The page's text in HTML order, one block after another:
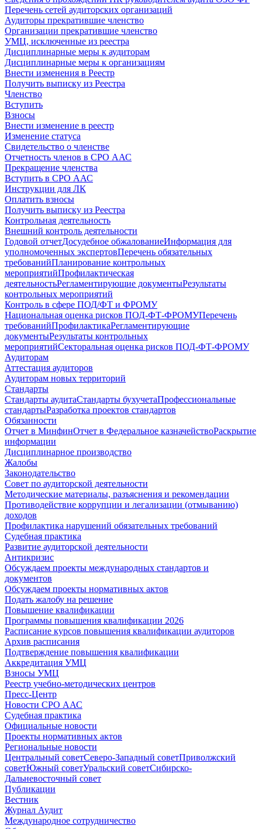
Перечень сетей аудиторских организаций
Аудиторы прекратившие членство
Организации прекратившие членство
УМЦ, исключенные из реестра
Дисциплинарные меры к аудиторам
Дисциплинарные меры к организациям
Внести изменения в Реестр
Получить выписку из Реестра
Членство
Вступить
Взносы
Внести изменение в реестр
Изменение статуса
Свидетельство о членстве
Отчетность членов в СРО ААС
Прекращение членства
Вступить в СРО ААС
Инструкции для ЛК
Оплатить взносы
Получить выписку из Реестра
Контрольная деятельность
Внешний контроль деятельности
Годовой отчетДосудебное обжалованиеИнформация для
уполномоченных экспертовПеречень обязательных
требованийПланирование контрольных
мероприятийПрофилактическая
деятельностьРегламентирующие документыРезультаты
контрольных мероприятий
Контроль в сфере ПОД/ФТ и ФРОМУ
Национальная оценка рисков ПОД-ФТ-ФРОМУПеречень
требованийПрофилактикаРегламентирующие
документыРезультаты контрольных
мероприятийСекторальная оценка рисков ПОД-ФТ-ФРОМУ
Аудиторам
Аттестация аудиторов
Аудиторам новых территорий
Стандарты
Стандарты аудитаСтандарты бухучетаПрофессиональные
стандартыРазработка проектов стандартов
Обязанности
Отчет в МинфинОтчет в Федеральное казначействоРаскрытие
информации
Дисциплинарное производство
Жалобы
Законодательство
Совет по аудиторской деятельности
Методические материалы, разъяснения и рекомендации
Противодействие коррупции и легализации (отмыванию)
доходов
Профилактика нарушений обязательных требований
Судебная практика
Развитие аудиторской деятельности
Антикризис
Обсуждаем проекты международных стандартов и
документов
Обсуждаем проекты нормативных актов
Подать жалобу на решение
Повышение квалификации
Программы повышения квалификации 2026
Расписание курсов повышения квалификации аудиторов
Архив расписания
Подтверждение повышения квалификации
Аккредитация УМЦ
Взносы УМЦ
Реестр учебно-методических центров
Пресс-Центр
Новости СРО ААС
Судебная практика
Официальные новости
Проекты нормативных актов
Региональные новости
Центральный советСеверо-Западный советПриволжский
советЮжный советУральский советСибирско-
Дальневосточный совет
Публикации
Вестник
Журнал Аудит
Международное сотрудничество